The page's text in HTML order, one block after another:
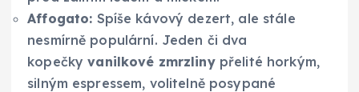
Affogato: Spíše kávový dezert, ale stále
nesmírně populární. Jeden či dva
kopečkyvanilkové zmrzlinypřelité horkým,
silným espressem, volitelně posypané